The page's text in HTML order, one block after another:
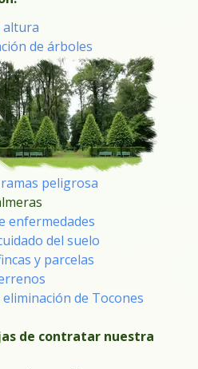
altura
de árboles
peligrosa
enfermedades
del suelo
y parcelas
de Tocones
de contratar nuestra